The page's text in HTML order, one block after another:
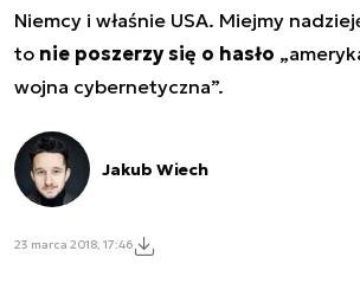
Niemcy i właśnie USA. Miejmy
to nie poszerzy się o hasło „
wojna cybernetyczna”.
Jakub Wiech
23 marca 2018, 17:46